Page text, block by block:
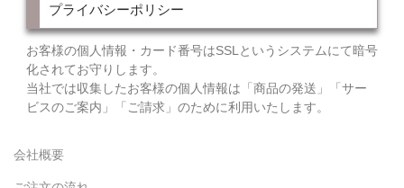
プライバシーポリシー
お客様の個人情報・カード番号はSSLというシステムにて暗号
化されてお守りします。
当社では収集したお客様の個人情報は「商品の発送」「サー
ビスのご案内」「ご請求」のために利用いたします。
会社概要